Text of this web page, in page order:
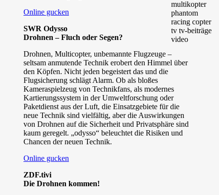
Online gucken
SWR Odysso
Drohnen – Fluch oder Segen?
Drohnen, Multicopter, unbemannte Flugzeuge –
seltsam anmutende Technik erobert den Himmel über
den Köpfen. Nicht jeden begeistert das und die
Flugsicherung schlägt Alarm. Ob als bloßes
Kameraspielzeug von Technikfans, als modernes
Kartierungssystem in der Umweltforschung oder
Paketdienst aus der Luft, die Einsatzgebiete für die
neue Technik sind vielfältig, aber die Auswirkungen
von Drohnen auf die Sicherheit und Privatsphäre sind
kaum geregelt. „odysso“ beleuchtet die Risiken und
Chancen der neuen Technik.
Online gucken
ZDF.tivi
Die Drohnen kommen!